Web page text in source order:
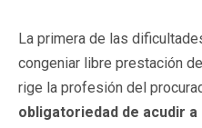
La primera de las
congeniar libre prestación
rige la profesión del
obligatoriedad de acudir